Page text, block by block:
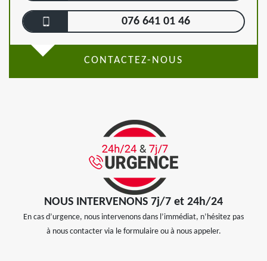
076 641 01 46
CONTACTEZ-NOUS
NOUS INTERVENONS 7j/7 et 24h/24
En cas d’urgence, nous intervenons dans l’immédiat, n’hésitez pas
à nous contacter via le formulaire ou à nous appeler.